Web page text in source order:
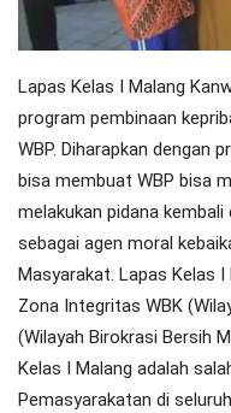
Lapas Kelas I Malang
program pembinaan
WBP. Diharapkan dengan
bisa membuat WBP bisa
melakukan pidana
sebagai agen moral
Masyarakat. Lapas Kelas
Zona Integritas WBK
(Wilayah Birokrasi Bersih
Kelas I Malang adalah
Pemasyarakatan di